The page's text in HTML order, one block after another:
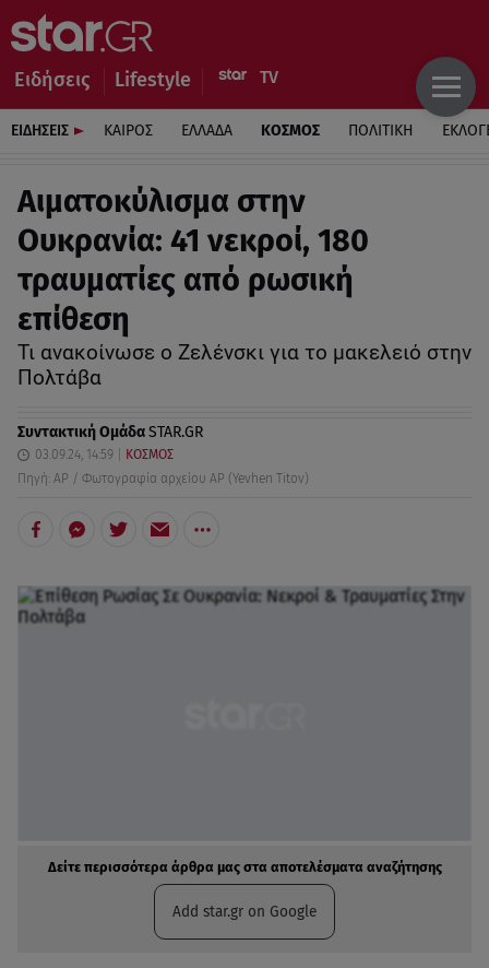
Ειδήσεις Lifestyle
ΕΙΔΗΣΕΙΣ ΚΑΙΡΟΣ ΕΛΛΑΔΑ ΚΟΣΜΟΣ ΠΟΛΙΤΙΚΗ
Αιματοκύλισμα στην
Ουκρανία: 41 νεκροί, 180
τραυματίες από ρωσική
επίθεση
Τι ανακοίνωσε ο Ζελένσκι για το μακελειό στην
Πολτάβα
Συντακτική ΟμάδαSTAR.GR
03.09.24, 14:59
ΚΟΣΜΟΣ
Πηγή: AP / Φωτογραφία αρχείου AP (Yevhen Titov)
Δείτε περισσότερα άρθρα μας στα αποτελέσματα αναζήτησης
Add star.gr on Google